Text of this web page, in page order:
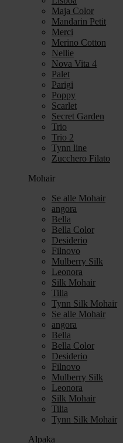
Maja Color
Mandarin Petit
Merci
Merino Cotton
Nellie
Nova Vita 4
Palet
Parigi
Poppy
Scarlet
Secret Garden
Trio
Trio 2
Tynn line
Zucchero Filato
Mohair
Se alle Mohair
angora
Bella
Bella Color
Desiderio
Filnovo
Mulberry Silk
Leonora
Silk Mohair
Tilia
Tynn Silk Mohair
Se alle Mohair
angora
Bella
Bella Color
Desiderio
Filnovo
Mulberry Silk
Leonora
Silk Mohair
Tilia
Tynn Silk Mohair
Alpaka